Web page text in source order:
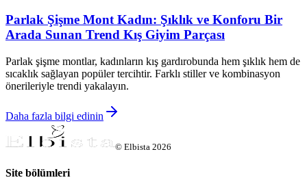
Parlak Şişme Mont Kadın: Şıklık ve Konforu Bir
Arada Sunan Trend Kış Giyim Parçası
Parlak şişme montlar, kadınların kış gardırobunda hem şıklık hem de
sıcaklık sağlayan popüler tercihtir. Farklı stiller ve kombinasyon
önerileriyle trendi yakalayın.
Daha fazla bilgi edinin
© Elbista 2026
Site bölümleri